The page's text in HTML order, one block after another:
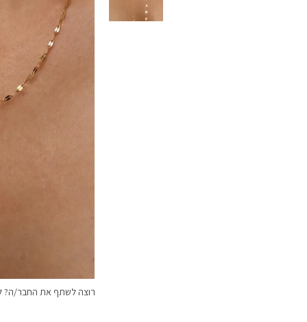
רוצה לשתף את החבר/ה?